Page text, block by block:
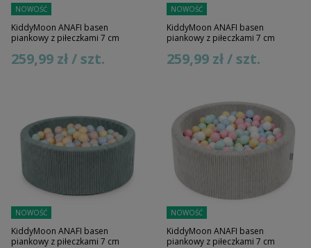
NOWOŚĆ
KiddyMoon ANAFI basen
piankowy z piłeczkami 7 cm
259,99 zł / szt.
NOWOŚĆ
KiddyMoon ANAFI basen
piankowy z piłeczkami 7 cm
259,99 zł / szt.
NOWOŚĆ
KiddyMoon ANAFI basen
piankowy z piłeczkami 7 cm
NOWOŚĆ
KiddyMoon ANAFI basen
piankowy z piłeczkami 7 cm